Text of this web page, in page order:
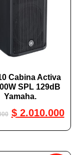
Cabina Activa
SPL 129dB
Yamaha.
$2.010.000